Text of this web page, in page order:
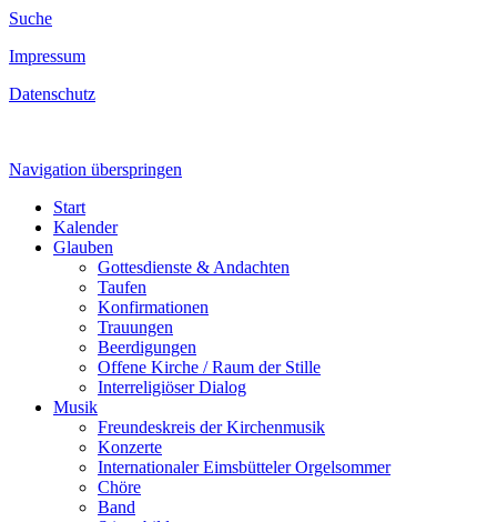
Suche
Impressum
Datenschutz
Navigation überspringen
Start
Kalender
Glauben
Gottesdienste & Andachten
Taufen
Konfirmationen
Trauungen
Beerdigungen
Offene Kirche / Raum der Stille
Interreligiöser Dialog
Musik
Freundeskreis der Kirchenmusik
Konzerte
Internationaler Eimsbütteler Orgelsommer
Chöre
Band